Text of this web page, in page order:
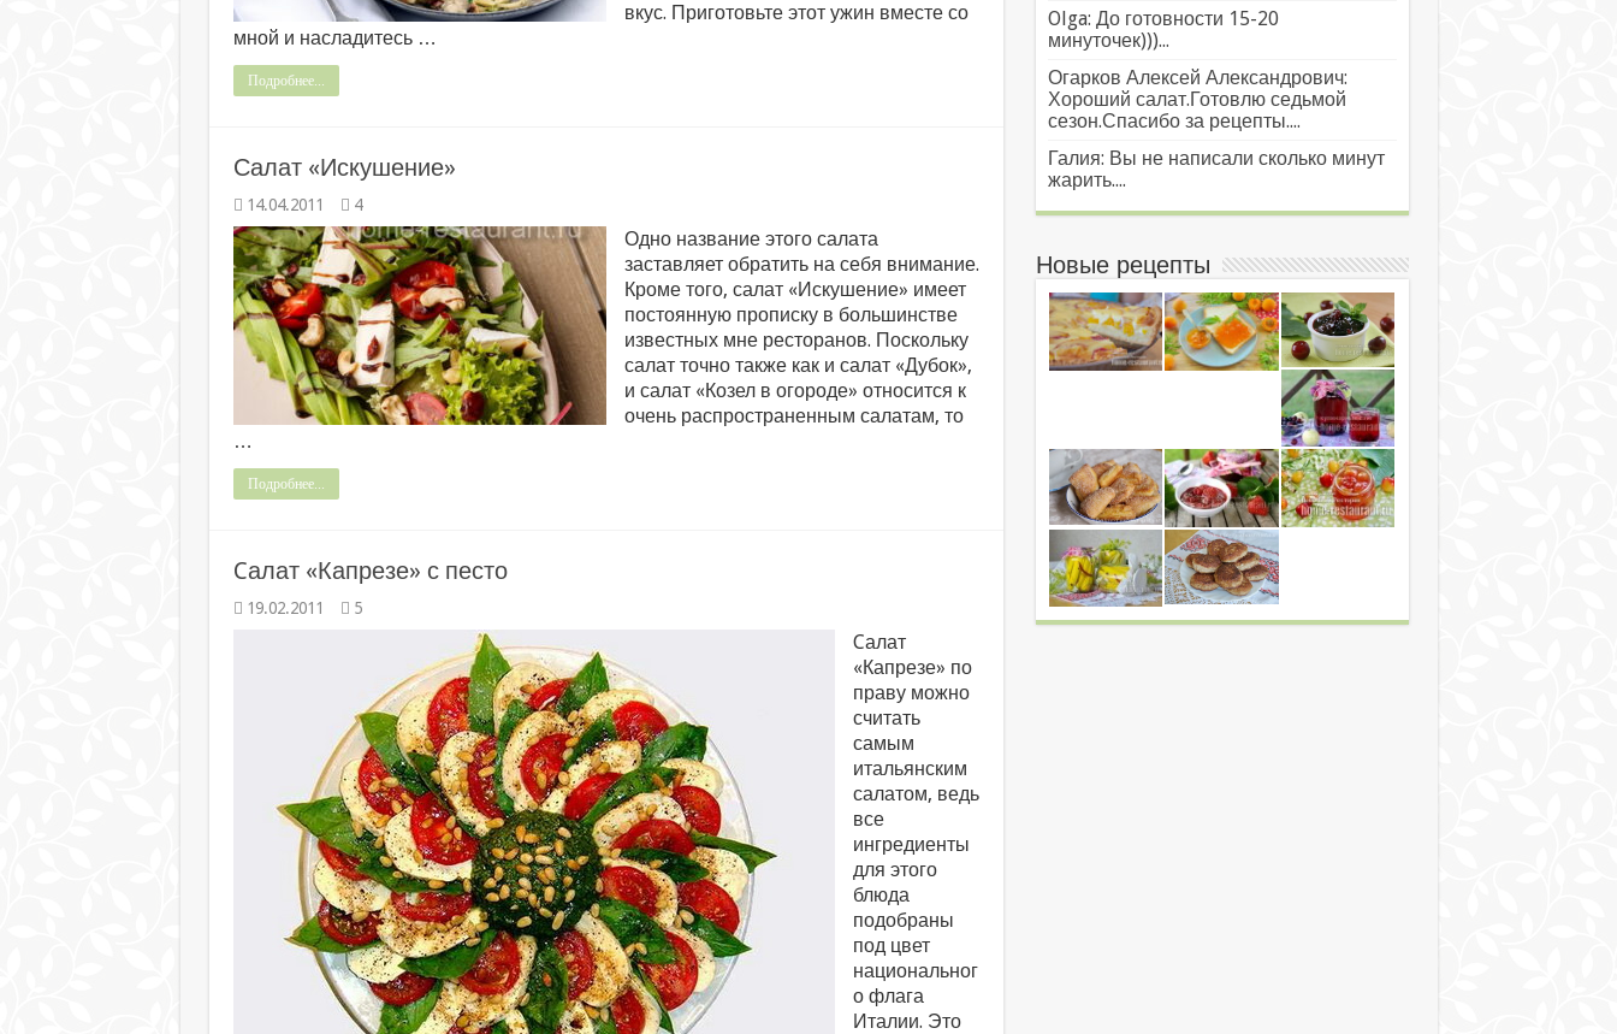
вкус. Приготовьте этот ужин вместе со
мной и насладитесь …
Подробнее...
Салат «Искушение»
14.04.2011 4
Одно название этого салата
заставляет обратить на себя внимание.
Кроме того, салат «Искушение» имеет
постоянную прописку в большинстве
известных мне ресторанов. Поскольку
салат точно также как и салат «Дубок»,
и салат «Козел в огороде» относится к
очень распространенным салатам, то
…
Подробнее...
Cалат «Капрезе» с песто
19.02.2011 5
Cалат
«Капрезе» по
праву можно
считать
самым
итальянским
салатом, ведь
все
ингредиенты
для этого
блюда
подобраны
под цвет
национальног
о флага
Италии. Это
Olga: До готовности 15-20
минуточек)))...
Огарков Алексей Александрович:
Хороший салат.Готовлю седьмой
сезон.Спасибо за рецепты....
Галия: Вы не написали сколько минут
жарить....
Новые рецепты